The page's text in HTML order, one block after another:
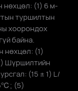
нөхцөл: (1) 6⁠ м-
туршилтын
хоорондох
байна.
нөхцөл: (1)
Шүршилтийн
(15⁠ ±⁠ 1)⁠ L/
(5)